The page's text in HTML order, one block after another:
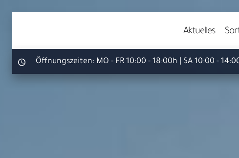
Aktuelles
Öffnungszeiten: MO - FR 10:00 - 18:00h | SA 10:00 -